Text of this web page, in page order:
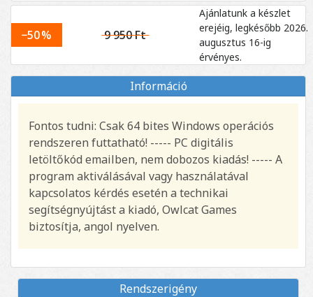
−50 % 9 950 Ft
Ajánlatunk a készlet
erejéig, legkésőbb 2026.
augusztus 16-ig
érvényes.
Információ
Fontos tudni: Csak 64 bites Windows operációs
rendszeren futtatható! ----- PC digitális
letöltőkód emailben, nem dobozos kiadás! ----- A
program aktiválásával vagy használatával
kapcsolatos kérdés esetén a technikai
segítségnyújtást a kiadó, Owlcat Games
biztosítja, angol nyelven.
Rendszerigény